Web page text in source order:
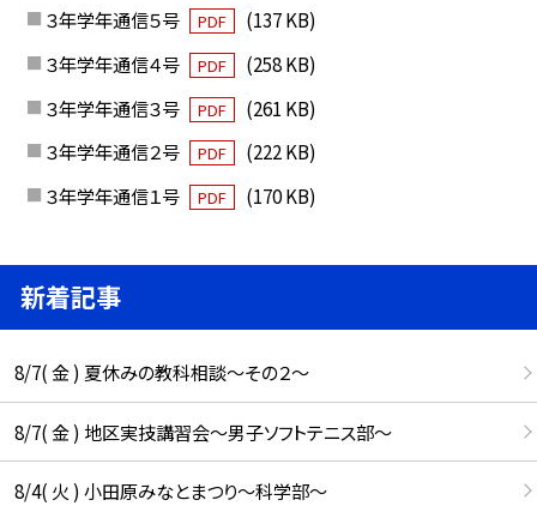
３年学年通信５号 PDF
(137 KB)
３年学年通信４号
PDF
(258 KB)
３年学年通信３号
PDF
(261 KB)
３年学年通信２号
PDF
(222 KB)
３年学年通信１号
PDF (170 KB)
新着記事
8/7( 金 ) 夏休みの教科相談～その２～
8/7( 金 ) 地区実技講習会～男子ソフトテニス部～
8/4( 火 ) 小田原みなとまつり～科学部～